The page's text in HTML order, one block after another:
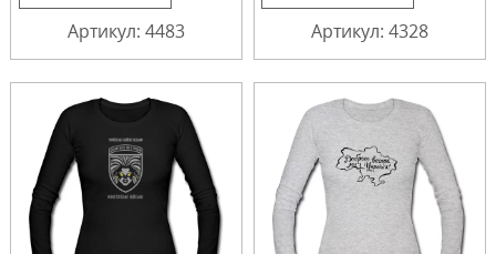
Артикул: 4483 Артикул: 4328